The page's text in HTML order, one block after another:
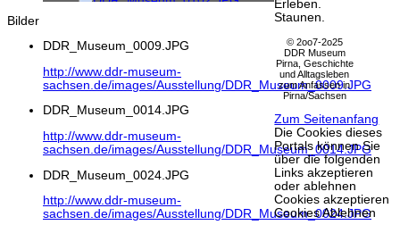
Bilder
DDR_Museum_0009.JPG
http://www.ddr-museum-
sachsen.de/images/Ausstellung/DDR_Museum_0009.JPG
DDR_Museum_0014.JPG
http://www.ddr-museum-
sachsen.de/images/Ausstellung/DDR_Museum_0014.JPG
DDR_Museum_0024.JPG
http://www.ddr-museum-
sachsen.de/images/Ausstellung/DDR_Museum_0024.JPG
Erleben.
Staunen.
© 2oo7-2o25
DDR Museum
Pirna, Geschichte
und Alltagsleben
zum Anfassen in
Pirna/Sachsen
Zum Seitenanfang
Die Cookies dieses
Portals können Sie
über die folgenden
Links akzeptieren
oder ablehnen
Cookies akzeptieren
Cookies Ablehnen